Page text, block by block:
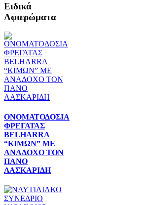
Ειδικά
Αφιερώματα
ΟΝΟΜΑΤΟΔΟΣΙΑ
ΦΡΕΓΑΤΑΣ
BELHARRA
“ΚΙΜΩΝ” ΜΕ
ΑΝΑΔΟΧΟ ΤΟΝ
ΠΑΝΟ
ΛΑΣΚΑΡΙΔΗ